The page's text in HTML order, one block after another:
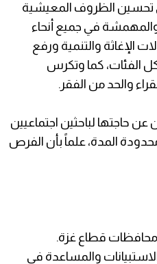
للعمل على تحسين الظروف المعيشية
في جميع أنحاء
الإغاثة والتنمية ورفع
الفئات، كما وتكرس
والحد من الفقر.
حاجتها لباحثين اجتماعيين
فترة محدودة المدة، علماً بأن الفرص
قطاع غزة.
الاستبيانات والمساعدة في